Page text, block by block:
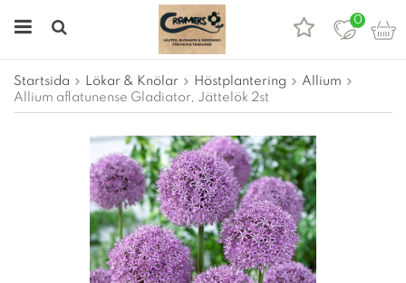
0
Startsida Lökar & Knölar Höstplantering
Allium
Allium aflatunense Gladiator, Jättelök 2st